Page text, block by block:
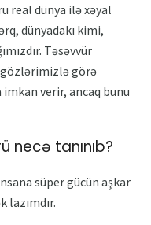
real dünya ilə xəyal
dünyadakı kimi,
Təsəvvür
gözlərimizlə görə
verir, ancaq bunu
necə tanınıb?
süper gücün aşkar